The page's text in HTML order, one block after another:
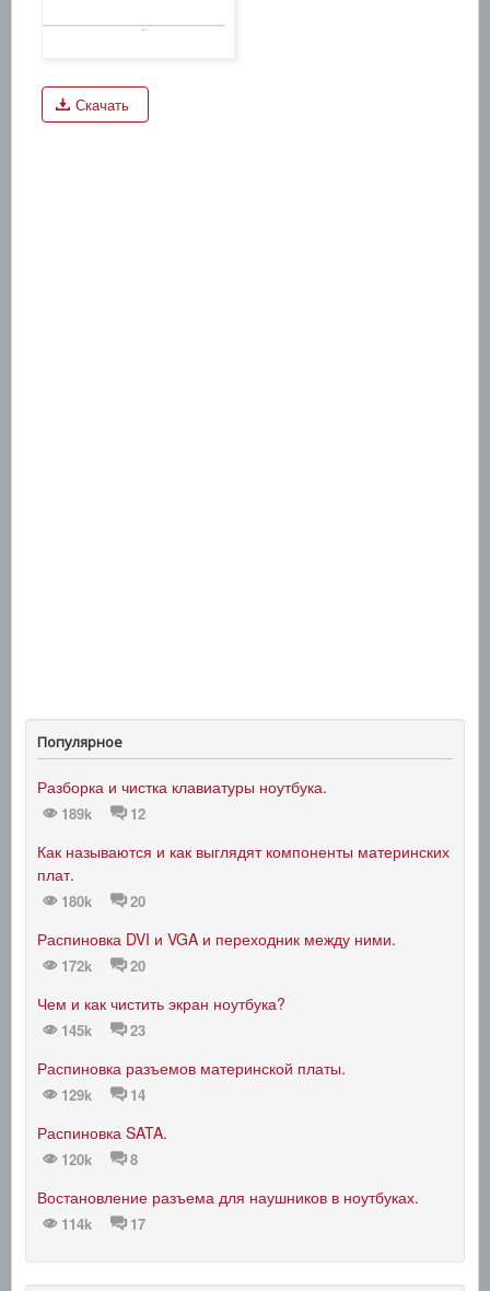
Скачать
Популярное
Разборка и чистка клавиатуры ноутбука.
189k 12
Как называются и как выглядят компоненты материнских
плат.
180k 20
Распиновка DVI и VGA и переходник между ними.
172k 20
Чем и как чистить экран ноутбука?
145k 23
Распиновка разъемов материнской платы.
129k 14
Распиновка SATA.
120k 8
Востановление разъема для наушников в ноутбуках.
114k 17